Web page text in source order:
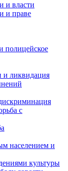
и власти
и праве
полицейское
и ликвидация
с
населением и
культуры